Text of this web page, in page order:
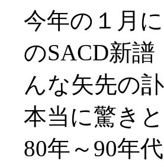
今年の１月
のSACD新
んな矢先の
本当に驚き
80年～90年